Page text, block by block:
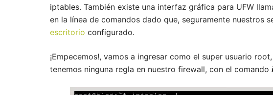
iptables. También existe una interfaz gráfica para UFW
en la línea de comandos dado que, seguramente nuestros
escritorio configurado.
¡Empecemos!, vamos a ingresar como el super usuario
tenemos ninguna regla en nuestro firewall, con el comando